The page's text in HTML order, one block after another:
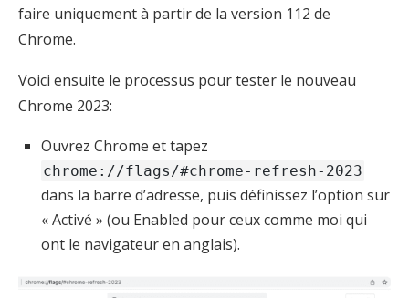
faire uniquement à partir de la version 112 de
Chrome.
Voici ensuite le processus pour tester le nouveau
Chrome 2023:
Ouvrez Chrome et tapez
chrome://flags/#chrome-refresh-2023
dans la barre d’adresse, puis définissez l’option sur
« Activé » (ou Enabled pour ceux comme moi qui
ont le navigateur en anglais).